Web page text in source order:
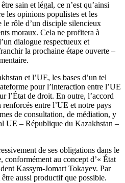
sain et légal, ce n’est qu’ainsi
les opinions populistes et les
le rôle d’un disciple silencieux
moraux. Cela ne profitera à
dialogue respectueux et
la prochaine étape ouverte –
et l’UE, les bases d’un tel
pour l’interaction entre l’UE
l’État de droit. En outre, l’accord
entre l’UE et notre pays
de consultation, de médiation, y
UE – République du Kazakhstan –
de ses obligations dans le
conformément au concept d’« État
Kassym-Jomart Tokayev. Par
aussi productif que possible.